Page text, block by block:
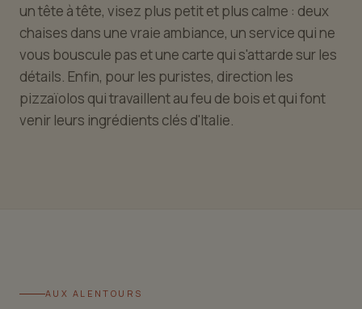
un tête à tête, visez plus petit et plus calme : deux
chaises dans une vraie ambiance, un service qui ne
vous bouscule pas et une carte qui s'attarde sur les
détails. Enfin, pour les puristes, direction les
pizzaïolos qui travaillent au feu de bois et qui font
venir leurs ingrédients clés d'Italie.
AUX ALENTOURS